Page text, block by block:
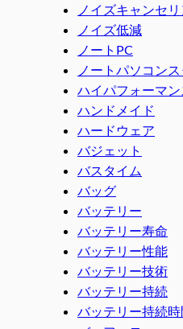
ノイズキャンセ
ノイズ低減
ノートPC
ノートパソコン
ハイパフォーマン
ハンドメイド
ハードウェア
バジェット
バスタイム
バッグ
バッテリー
バッテリー寿命
バッテリー性能
バッテリー技術
バッテリー持続
バッテリー持続時